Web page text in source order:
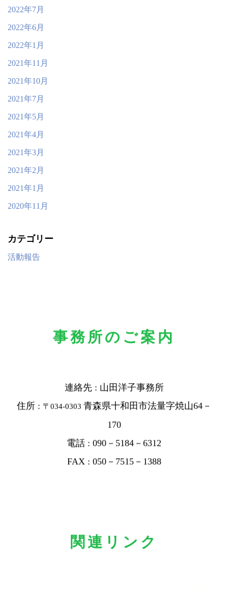
2022年7月
2022年6月
2022年1月
2021年11月
2021年10月
2021年7月
2021年5月
2021年4月
2021年3月
2021年2月
2021年1月
2020年11月
カテゴリー
活動報告
事務所のご案内
連絡先 : 山田洋子事務所
住所 : 〒034-0303 青森県十和田市法量字焼山64－
170
電話 : 090－5184－6312
FAX : 050－7515－1388
関連リンク